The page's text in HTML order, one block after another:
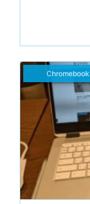
Chromebook